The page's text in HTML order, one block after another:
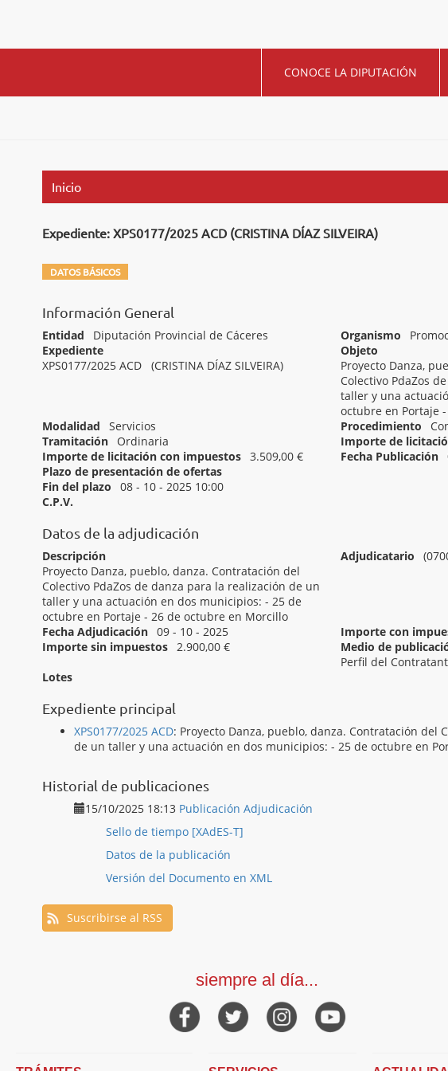
CONOCE LA DIPUTACIÓN
Inicio
Expediente: XPS0177/2025 ACD (CRISTINA DÍAZ SILVEIRA)
DATOS BÁSICOS
Información General
Entidad Diputación Provincial de Cáceres Organismo
Expediente
XPS0177/2025 ACD (CRISTINA DÍAZ SILVEIRA)
Objeto
Proyecto Danza,
Colectivo PdaZos
taller y una
octubre en Portaje
Modalidad
Servicios Procedimiento
Tramitación
Ordinaria Importe de
Importe de licitación con impuestos 3.509,00 € Fecha Publicación
Plazo de presentación de ofertas
Fin del plazo
08 - 10 - 2025 10:00
C.P.V.
Datos de la adjudicación
Descripción
Proyecto Danza, pueblo, danza. Contratación del
Colectivo PdaZos de danza para la realización de un
taller y una actuación en dos municipios: - 25 de
octubre en Portaje - 26 de octubre en Morcillo
Adjudicatario
Fecha Adjudicación 09 - 10 - 2025 Importe con
Importe sin impuestos 2.900,00 €
Medio de
Perfil del
Lotes
Expediente principal
XPS0177/2025 ACD: Proyecto Danza, pueblo, danza. Contratación del
de un taller y una actuación en dos municipios: - 25 de octubre en
Historial de publicaciones
15/10/2025 18:13 Publicación Adjudicación
Sello de tiempo [XAdES-T]
Datos de la publicación
Versión del Documento en XML
Suscribirse al RSS
siempre al día...